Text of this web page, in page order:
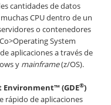
cantidades de datos
CPU dentro de un
o contenedores
System
aplicaciones a través de
y mainframe(z/OS).
(GDE®)
rápido de aplicaciones